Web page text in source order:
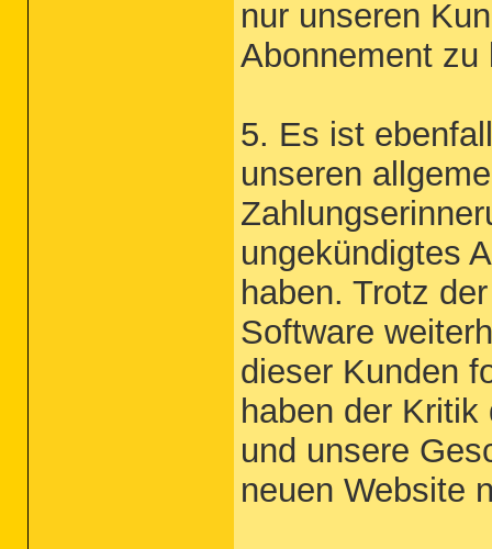
nur unseren
Abonnement zu
5. Es ist
unseren
ungekündigtes
haben. Trotz
Software
dieser Kunden
haben der
und unsere
neuen Website